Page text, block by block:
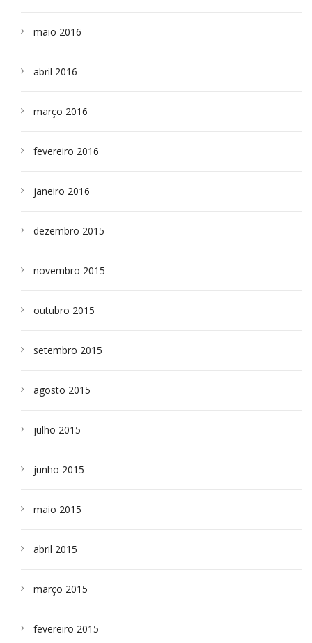
maio 2016
abril 2016
março 2016
fevereiro 2016
janeiro 2016
dezembro 2015
novembro 2015
outubro 2015
setembro 2015
agosto 2015
julho 2015
junho 2015
maio 2015
abril 2015
março 2015
fevereiro 2015